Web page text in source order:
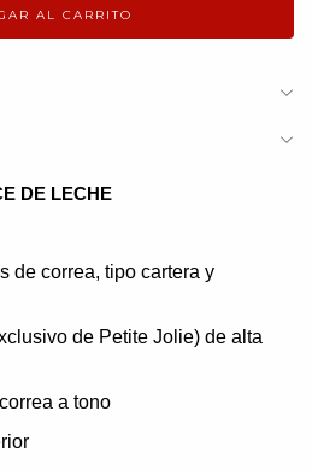
DE LECHE
de correa, tipo cartera y
de Petite Jolie) de alta
a tono